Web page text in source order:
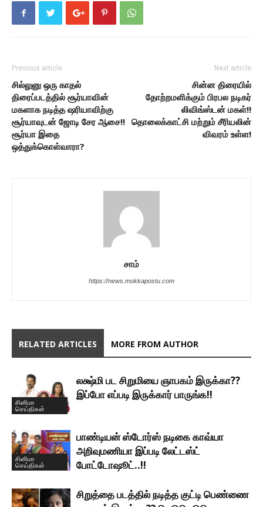
Previous article
சில்லுனு ஒரு காதல்
திரைப்படத்தில் சூர்யாவின்
மகளாக நடித்த ஷரியாவிற்கு
சூர்யாவுடன் ஜோடி சேர ஆசை!!
சூர்யா இதை
ஒத்துக்கொள்வாரா?
Next article
சின்ன திரையில்
தோற்றமளிக்கும் பிரபல நடிகர்
லிவிங்ஸ்டன் மகள்!!
தொலைக்காட்சி மற்றும் சீரியலின்
விவரம் உள்ள!
சாம்
https://news.mokkapostu.com
RELATED ARTICLES MORE FROM AUTHOR
சினிமா
செய்திகள்
லக்ஷ்மி பட சிறுமியை ஞாபகம் இருக்கா??
இப்போ எப்படி இருக்கார் பாருங்க!!
சினிமா
செய்திகள்
பாண்டியன் ஸ்டோர்ஸ் நடிகை காவ்யா
அறிவுமணியா இப்படி லேட்டஸ்ட்
போட்டோஷூட்..!!
சிறுத்தை படத்தில் நடித்த குட்டி பெண்ணை